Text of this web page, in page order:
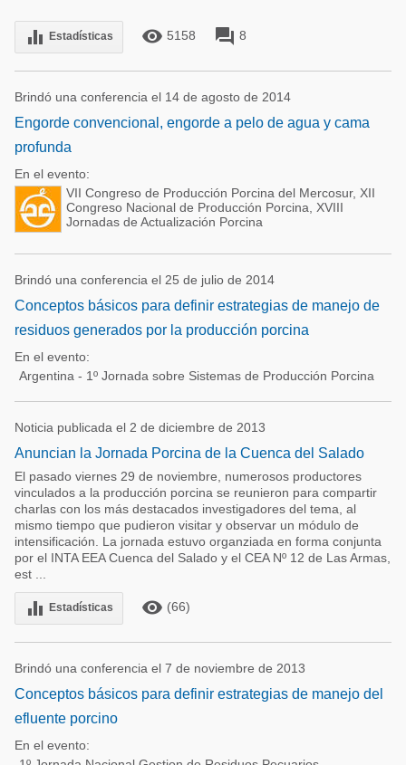
equalizer Estadísticas remove_red_eye 5158 forum 8
Brindó una conferencia el 14 de agosto de 2014
Engorde convencional, engorde a pelo de agua y cama
profunda
En el evento:
VII Congreso de Producción Porcina del Mercosur, XII
Congreso Nacional de Producción Porcina, XVIII
Jornadas de Actualización Porcina
Brindó una conferencia el 25 de julio de 2014
Conceptos básicos para definir estrategias de manejo de
residuos generados por la producción porcina
En el evento:
Argentina - 1º Jornada sobre Sistemas de Producción Porcina
Noticia publicada el 2 de diciembre de 2013
Anuncian la Jornada Porcina de la Cuenca del Salado
El pasado viernes 29 de noviembre, numerosos productores
vinculados a la producción porcina se reunieron para compartir
charlas con los más destacados investigadores del tema, al
mismo tiempo que pudieron visitar y observar un módulo de
intensificación. La jornada estuvo organziada en forma conjunta
por el INTA EEA Cuenca del Salado y el CEA Nº 12 de Las Armas,
est ...
equalizer Estadísticas remove_red_eye (66)
Brindó una conferencia el 7 de noviembre de 2013
Conceptos básicos para definir estrategias de manejo del
efluente porcino
En el evento: